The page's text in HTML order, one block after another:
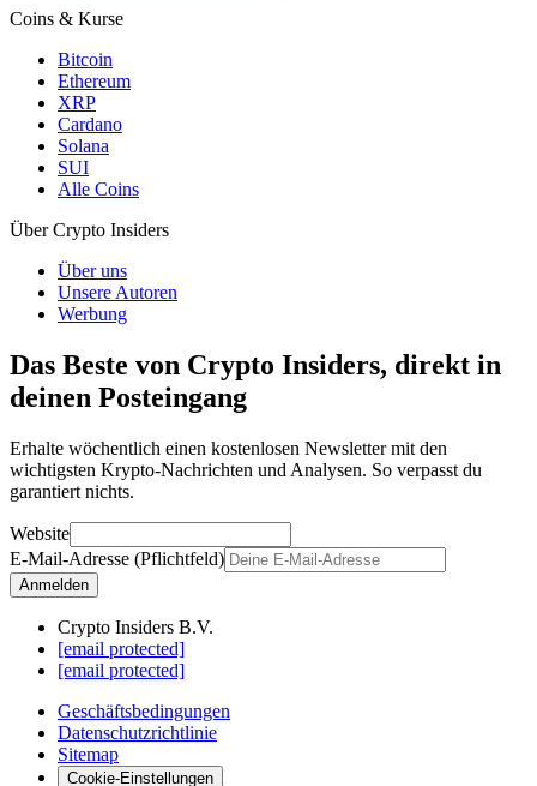
Coins & Kurse
Bitcoin
Ethereum
XRP
Cardano
Solana
SUI
Alle Coins
Über Crypto Insiders
Über uns
Unsere Autoren
Werbung
Das Beste von Crypto Insiders, direkt in
deinen Posteingang
Erhalte wöchentlich einen kostenlosen Newsletter mit den
wichtigsten Krypto-Nachrichten und Analysen. So verpasst du
garantiert nichts.
Website
E-Mail-Adresse (Pflichtfeld)
Anmelden
Crypto Insiders B.V.
[email protected]
[email protected]
Geschäftsbedingungen
Datenschutzrichtlinie
Sitemap
Cookie-Einstellungen